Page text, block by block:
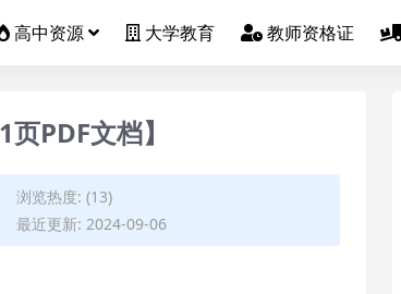
高中资源 大学教育 教师资格证
PDF文档】
浏览热度: (13)
最近更新: 2024-09-06